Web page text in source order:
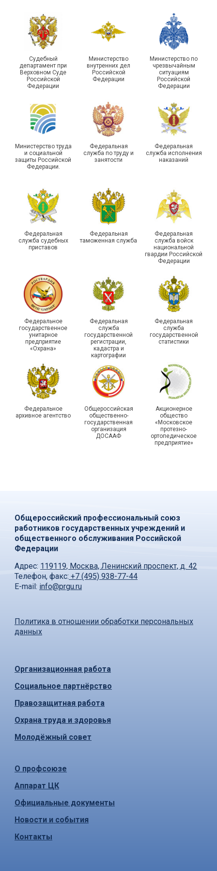
Чествование ветеранов
боевых действий
Самарской области
Подписано соглашение с
Единство традиций и сила
организаций ГУФСИН
России по Пермскому
краю приняли участие в
туристическом слете
215-й юбилей
государственной
статистики отметили в
Республике Саха (Якутия)
Храбрым детям – добрые
подарки
Судебный
департамент при
Верховном Суде
Российской
Федерации
Министерство
внутренних дел
Российской
Федерации
Министерство по
чрезвычайным
ситуациям
Российской
Федерации
Министерство труда
и социальной
защиты Российской
Федерации.
Федеральная
служба по труду и
занятости
Федеральная
служба исполнения
наказаний
Федеральная
служба судебных
приставов
Федеральная
таможенная служба
Федеральная
служба войск
национальной
гвардии Российской
Федерации
Федеральное
государственное
унитарное
предприятие
«Охрана»
Федеральная
служба
государственной
регистрации,
кадастра и
картографии
Федеральная
служба
государственной
статистики
Федеральное
архивное агентство
Общероссийская
общественно-
государственная
организация
ДОСААФ
Акционерное
общество
«Московское
протезно-
ортопедическое
предприятие»
Общероссийский профессиональный союз
работников государственных учреждений и
общественного обслуживания Российской
Федерации
Адрес: 119119, Москва, Ленинский проспект, д. 42
Телефон, факс: +7 (495) 938-77-44
E-mail: info@prgu.ru
Политика в отношении обработки персональных
данных
Организационная работа
Социальное партнёрство
Правозащитная работа
Охрана труда и здоровья
Молодёжный совет
О профсоюзе
Аппарат ЦК
Официальные документы
Новости и события
Контакты